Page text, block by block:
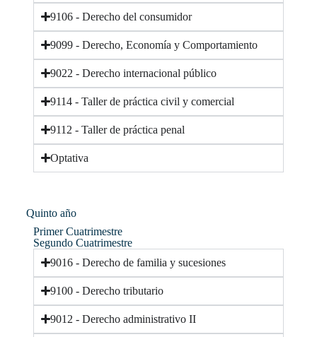
9106 - Derecho del consumidor
9099 - Derecho, Economía y Comportamiento
9022 - Derecho internacional público
9114 - Taller de práctica civil y comercial
9112 - Taller de práctica penal
Optativa
Quinto año
Primer Cuatrimestre
Segundo Cuatrimestre
9016 - Derecho de familia y sucesiones
9100 - Derecho tributario
9012 - Derecho administrativo II